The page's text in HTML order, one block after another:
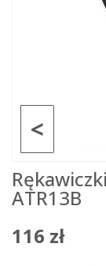
<
ATR13B
116 zł